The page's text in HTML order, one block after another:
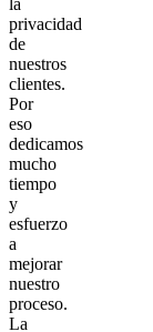
privacidad
de
nuestros
clientes.
Por
eso
dedicamos
mucho
tiempo
y
esfuerzo
a
mejorar
nuestro
proceso.
La